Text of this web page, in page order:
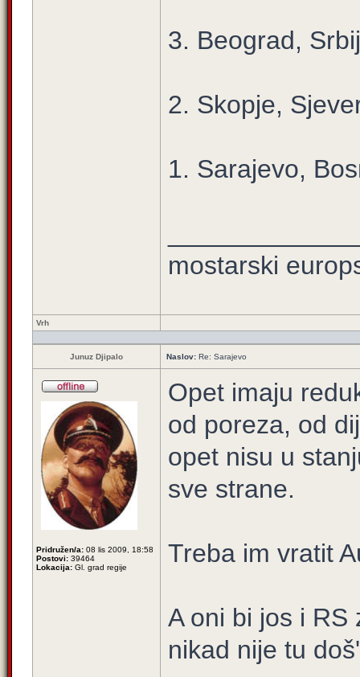
3. Beograd,
2. Skopje,
1. Sarajevo,
mostarski
Vrh
Junuz Djipalo Naslov: Re: Sarajevo
Pridružen/a: 08 lis 2009, 18:58
Postovi: 39464
Lokacija: Gl. grad regije
Opet imaju
od poreza, od
opet nisu u
sve strane.
Treba im vratit
A oni bi jos i RS
nikad nije tu